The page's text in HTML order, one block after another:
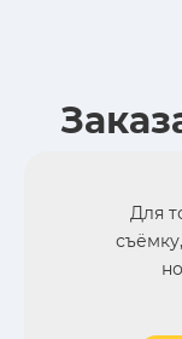
Для